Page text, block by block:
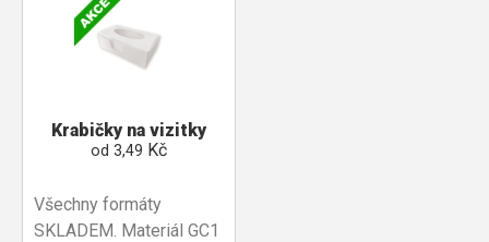
Krabičky na vizitky
od 3,49 Kč
Všechny formáty
SKLADEM. Materiál GC1